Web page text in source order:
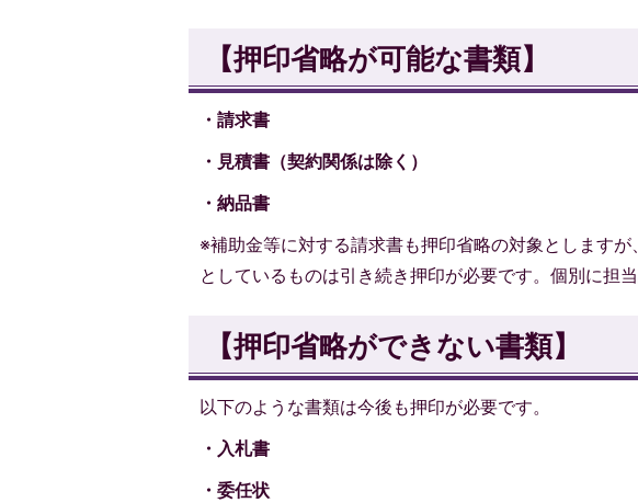
【押印省略が可能な書類】
・請求書
・見積書（契約関係は除く）
・納品書
※補助金等に対する請求書も押印省略の対象とします
としているものは引き続き押印が必要です。個別に担
【押印省略ができない書類】
以下のような書類は今後も押印が必要です。
・入札書
・委任状